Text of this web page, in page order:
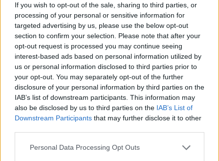
If you wish to opt-out of the sale, sharing to third parties, or
processing of your personal or sensitive information for
targeted advertising by us, please use the below opt-out
section to confirm your selection. Please note that after your
opt-out request is processed you may continue seeing
interest-based ads based on personal information utilized by
us or personal information disclosed to third parties prior to
your opt-out. You may separately opt-out of the further
disclosure of your personal information by third parties on the
IAB’s list of downstream participants. This information may
also be disclosed by us to third parties on the IAB’s List of
Downstream Participants that may further disclose it to other
Personal Data Processing Opt Outs